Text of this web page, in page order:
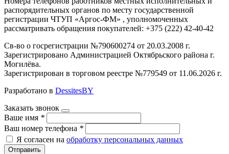
распорядительных органов по месту государственной
регистрации ЧТУП «Аргос-ФМ» , уполномоченных
рассматривать обращения покупателей: +375 (222) 42-40-42
Св-во о госрегистрации №790600274 от 20.03.2008 г.
Зарегистрировано Администрацией Октябрьского района г.
Могилёва.
Зарегистрирован в торговом реестре №779549 от 11.06.2026 г.
Разработано в DessitesBY
Заказать звонок
Ваше имя *
Ваш номер телефона *
Я согласен на обработку персональных данных
Отправить